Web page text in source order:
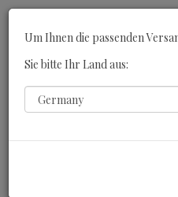
Um Ihnen die passenden
Sie bitte Ihr Land aus: